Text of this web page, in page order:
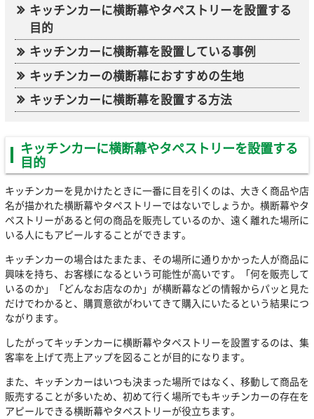
キッチンカーに横断幕やタペストリーを設置する
目的
キッチンカーに横断幕を設置している事例
キッチンカーの横断幕におすすめの生地
キッチンカーに横断幕を設置する方法
キッチンカーに横断幕やタペストリーを設置する
目的
キッチンカーを見かけたときに一番に目を引くのは、大きく商品や店
名が描かれた横断幕やタペストリーではないでしょうか。横断幕やタ
ペストリーがあると何の商品を販売しているのか、遠く離れた場所に
いる人にもアピールすることができます。
キッチンカーの場合はたまたま、その場所に通りかかった人が商品に
興味を持ち、お客様になるという可能性が高いです。「何を販売して
いるのか」「どんなお店なのか」が横断幕などの情報からパッと見た
だけでわかると、購買意欲がわいてきて購入にいたるという結果につ
ながります。
したがってキッチンカーに横断幕やタペストリーを設置するのは、集
客率を上げて売上アップを図ることが目的になります。
また、キッチンカーはいつも決まった場所ではなく、移動して商品を
販売することが多いため、初めて行く場所でもキッチンカーの存在を
アピールできる横断幕やタペストリーが役立ちます。